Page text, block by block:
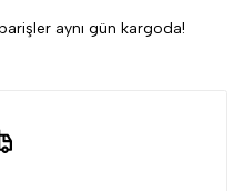
aynı gün kargoda!